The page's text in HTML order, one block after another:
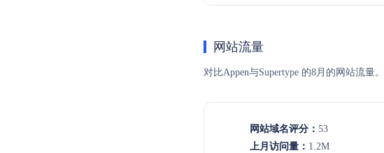
网站流量
对比Appen与Supertype 的8月的网站流
网站域名评分： 53
上月访问量： 1.2M